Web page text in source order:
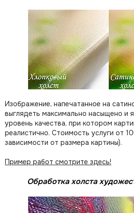
Изображение, напечатанное на
выглядеть максимально насыщено и
уровень качества, при котором
реалистично. Стоимость услуги от
зависимости от размера картины).
Пример работ смотрите здесь!
Обработка холста